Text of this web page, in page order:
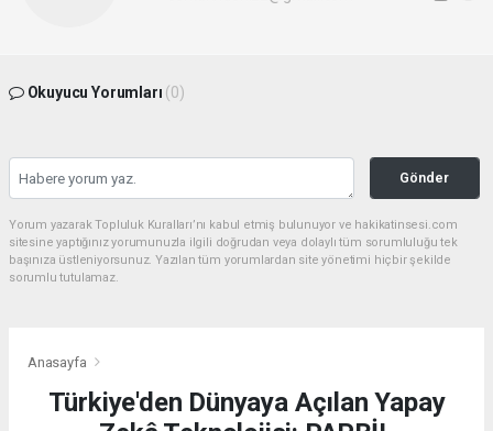
Okuyucu Yorumları (0)
Gönder
Yorum yazarak Topluluk Kuralları’nı kabul etmiş bulunuyor ve hakikatinsesi.com
sitesine yaptığınız yorumunuzla ilgili doğrudan veya dolaylı tüm sorumluluğu tek
başınıza üstleniyorsunuz. Yazılan tüm yorumlardan site yönetimi hiçbir şekilde
sorumlu tutulamaz.
Anasayfa
Türkiye'den Dünyaya Açılan Yapay